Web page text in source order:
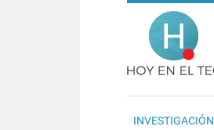
Pasar al contenido principal
INVESTIGACIÓN